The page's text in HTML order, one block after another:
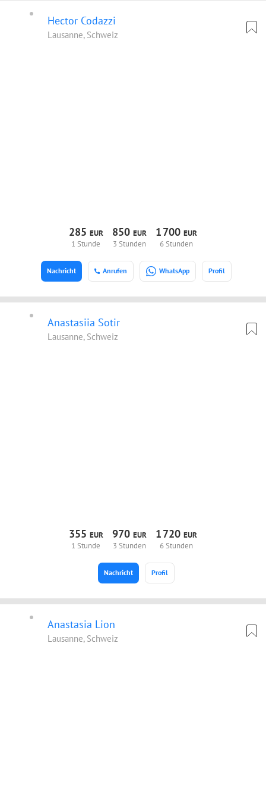
Hector Codazzi
Lausanne, Schweiz
285 EUR
1 Stunde
850 EUR
3 Stunden
1700EUR
6 Stunden
Anrufen WhatsApp Profil
Nachricht
Anastasiia Sotir
Lausanne, Schweiz
355 EUR
1 Stunde
970 EUR
3 Stunden
1720EUR
6 Stunden
Profil
Nachricht
Anastasia Lion
Lausanne, Schweiz